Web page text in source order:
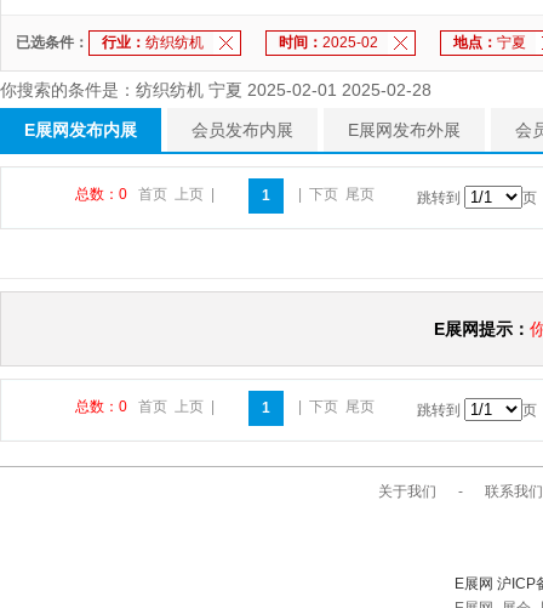
已选条件： 行业： 纺织纺机 时间： 2025-02 地点： 宁夏
你搜索的条件是：纺织纺机 宁夏 2025-02-01 2025-02-28
E展网发布内展 会员发布内展 E展网发布外展 会
总数：0 首页 上页 1 下页 尾页 跳转到 页
E展网提示：
总数：0 首页 上页 1 下页 尾页 跳转到 页
关于我们 - 联系我们
E展网 沪